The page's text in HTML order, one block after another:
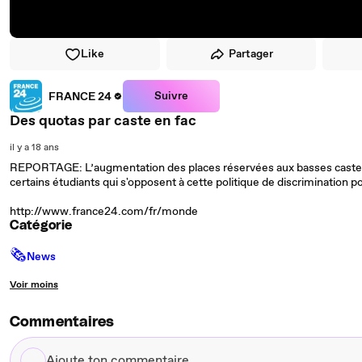
Like Partager
FRANCE 24 Suivre
Des quotas par caste en fac
il y a 18 ans
REPORTAGE: L’augmentation des places réservées aux basses
certains étudiants qui s'opposent à cette politique de discrimination
http://www.france24.com/fr/monde
Catégorie
🗞News
Voir moins
Commentaires